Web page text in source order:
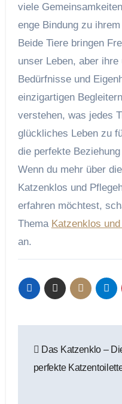
viele
enge Bindung zu
Beide Tiere bringen
unser Leben, aber
Bedürfnisse und
einzigartigen
verstehen, was jedes
glückliches Leben zu
die perfekte
Wenn du mehr über
Katzenklos und
erfahren möchtest,
Thema Katzenklos
an.
Das Katzenklo –
perfekte